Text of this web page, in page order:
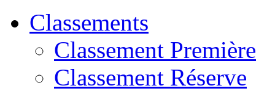
Classements
Classement Première
Classement Réserve